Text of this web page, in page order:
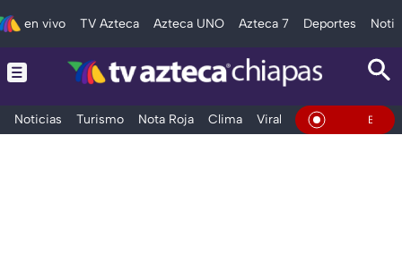
en vivo TV Azteca Azteca UNO Azteca 7 Deportes
Noticias Turismo Nota Roja Clima Viral y Tendencia En Vivo